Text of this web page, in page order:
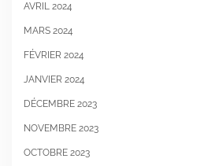
AVRIL 2024
MARS 2024
FÉVRIER 2024
JANVIER 2024
DÉCEMBRE 2023
NOVEMBRE 2023
OCTOBRE 2023